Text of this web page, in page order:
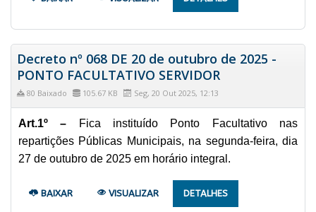
Decreto nº 068 DE 20 de outubro de 2025 -
PONTO FACULTATIVO SERVIDOR
80 Baixado 105.67 KB Seg, 20 Out 2025, 12:13
Art.1º –
Fica instituído Ponto Facultativo nas
repartições Públicas Municipais, na segunda-feira, dia
27 de outubro de 2025 em horário integral.
BAIXAR VISUALIZAR DETALHES